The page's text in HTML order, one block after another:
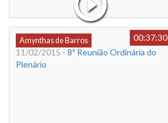
Amynthas de Barros
00:37:30
11/02/2015 - 8ª Reunião Ordinária do
Plenário